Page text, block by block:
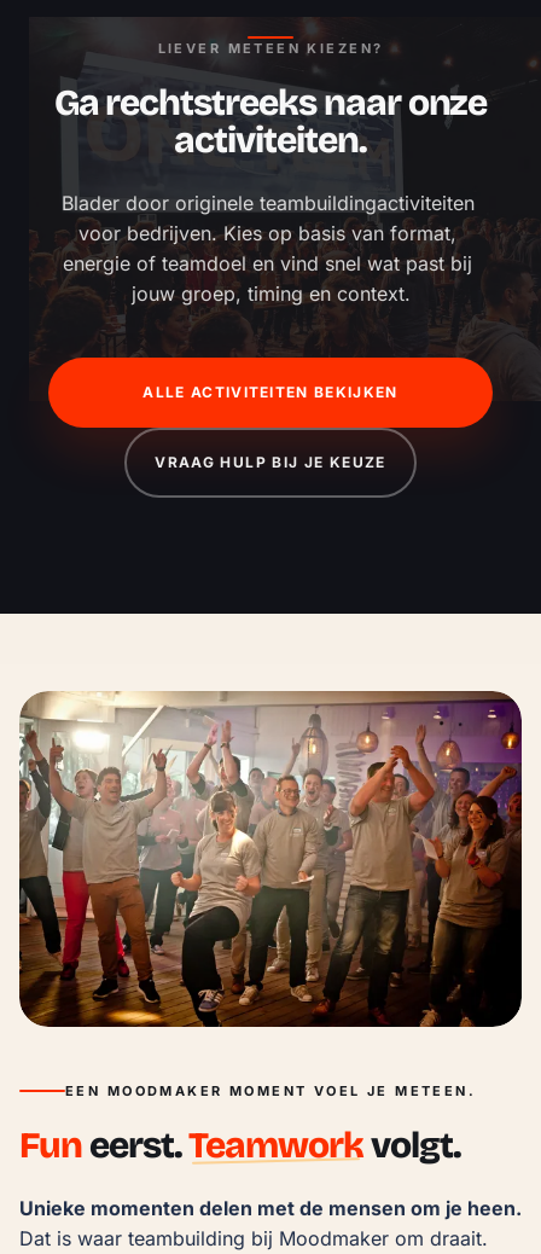
LIEVER METEEN KIEZEN?
Ga rechtstreeks naar onze
activiteiten.
Blader door originele teambuildingactiviteiten
voor bedrijven. Kies op basis van format,
energie of teamdoel en vind snel wat past bij
jouw groep, timing en context.
ALLE ACTIVITEITEN BEKIJKEN
VRAAG HULP BIJ JE KEUZE
EEN MOODMAKER MOMENT VOEL JE METEEN.
Funeerst.Teamworkvolgt.
Unieke momenten delen met de mensen om je heen.
Dat is waar teambuilding bij Moodmaker om draait.